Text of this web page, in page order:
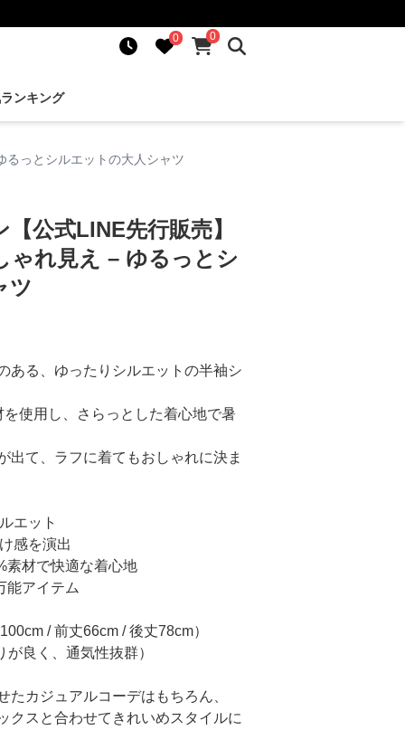
0
0
ランキング
るっとシルエットの大人シャツ
公式LINE先行販売】
ゃれ見え – ゆるっとシ
ツ
ある、ゆったりシルエットの半袖シ
使用し、さらっとした着心地で暑
出て、ラフに着てもおしゃれに決ま
エット
感を演出
材で快適な着心地
能アイテム
/ 前丈66cm / 後丈78cm）
良く、通気性抜群）
たカジュアルコーデはもちろん、
クスと合わせてきれいめスタイルに